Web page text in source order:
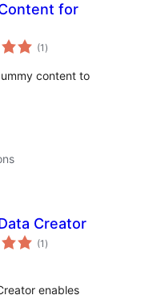
for
(1 total
ratings
)
content to
Creator
(1 total
ratings
)
enables